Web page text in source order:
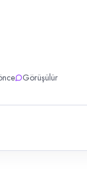
Görüşülür